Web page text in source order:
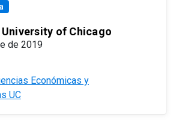
of Chicago
de 2019
Económicas y
UC